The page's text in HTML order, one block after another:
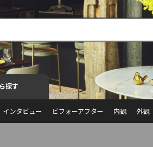
探す
インタビュー ビフォーアフター 内観 外観